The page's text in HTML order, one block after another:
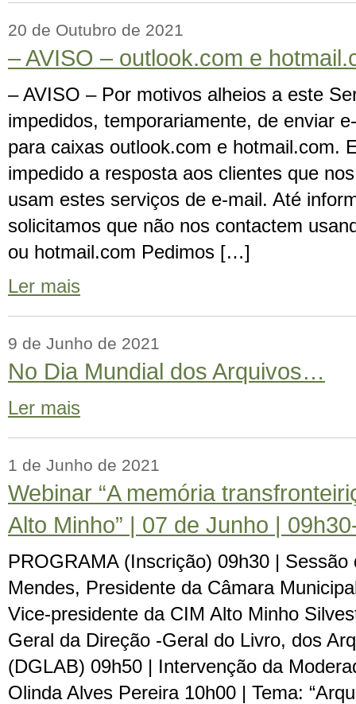
20 de Outubro de 2021
– AVISO – outlook.com e
– AVISO – Por motivos alheios a este
impedidos, temporariamente, de enviar
para caixas outlook.com e hotmail.com.
impedido a resposta aos clientes que
usam estes serviços de e-mail. Até
solicitamos que não nos contactem
ou hotmail.com Pedimos […]
Ler mais
9 de Junho de 2021
No Dia Mundial dos Arquivos…
Ler mais
1 de Junho de 2021
Webinar “A memória
Alto Minho” | 07 de Junho |
PROGRAMA (Inscrição) 09h30 |
Mendes, Presidente da Câmara
Vice-presidente da CIM Alto Minho
Geral da Direção -Geral do Livro, dos
(DGLAB) 09h50 | Intervenção da
Olinda Alves Pereira 10h00 | Tema: